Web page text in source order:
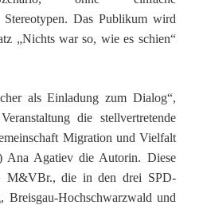
Stereotypen. Das Publikum wird
„Nichts war so, wie es schien“
als Einladung zum Dialog“,
die stellvertretende
Migration und Vielfalt
Agatiev die Autorin. Diese
M&VBr., die in den drei SPD-
Breisgau-Hochschwarzwald und